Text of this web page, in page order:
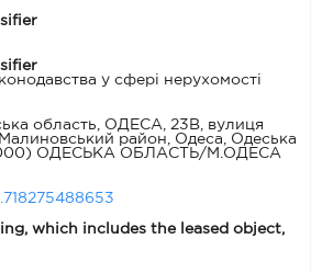
у сфері нерухомості
область, ОДЕСА, 23В, вулиця
район, Одеса, Одеська
ОДЕСЬКА ОБЛАСТЬ/М.ОДЕСА
which includes the leased object,